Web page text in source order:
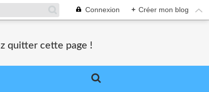
Connexion + Créer mon blog
quitter cette page !